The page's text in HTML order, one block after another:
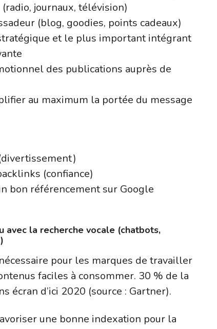
journaux, télévision)
(blog, goodies, points cadeaux)
et le plus important intégrant
des publications auprès de
au maximum la portée du message
(confiance)
bon référencement sur Google
avec la recherche vocale (chatbots,
pour les marques de travailler
faciles à consommer. 30 % de la
écran d’ici 2020 (source : Gartner).
une bonne indexation pour la